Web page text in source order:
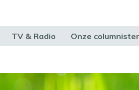
TV & Radio Onze